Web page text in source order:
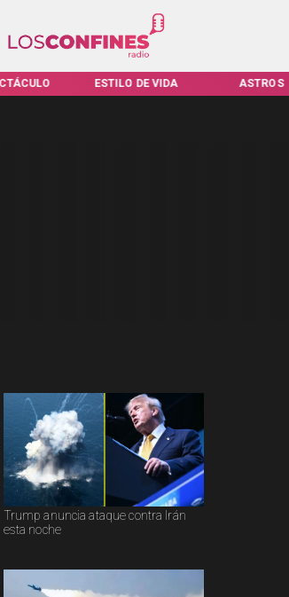
ESTILO DE VIDA ASTROS
Trump anuncia ataque contra Irán
esta noche